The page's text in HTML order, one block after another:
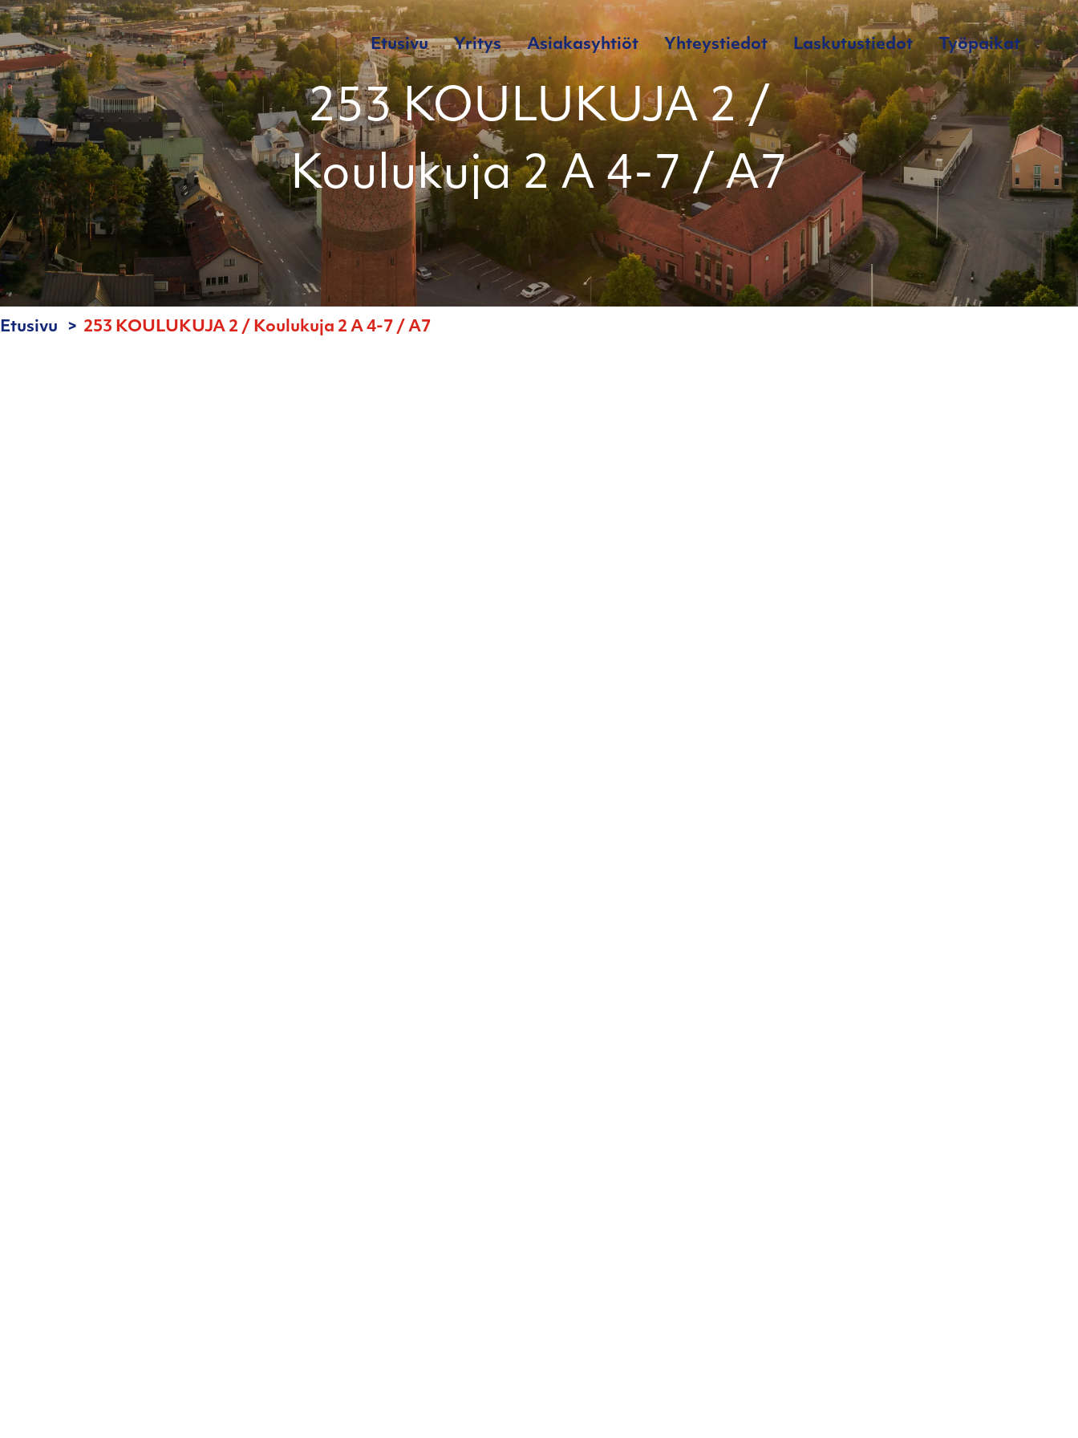
Etusivu Yritys Asiakasyhtiöt Yhteystiedot Laskutustiedot Työpaikat
253 KOULUKUJA 2 /
Koulukuja 2 A 4-7 / A7
Etusivu 253 KOULUKUJA 2 / Koulukuja 2 A 4-7 / A7